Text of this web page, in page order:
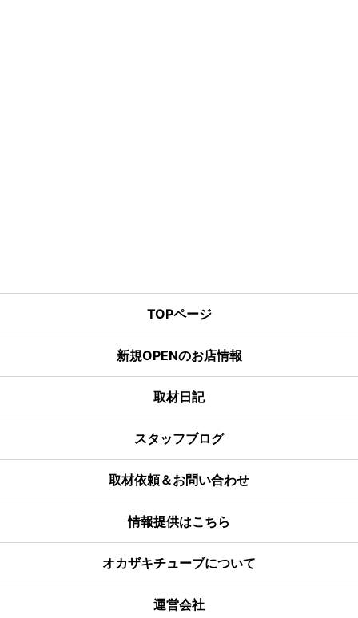
TOPページ
新規OPENのお店情報
取材日記
スタッフブログ
取材依頼＆お問い合わせ
情報提供はこちら
オカザキチューブについて
運営会社